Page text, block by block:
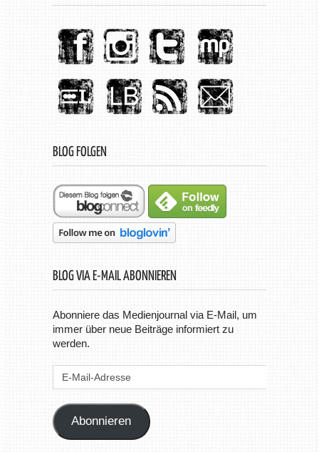
BLOG FOLGEN
BLOG VIA E-MAIL ABONNIEREN
Abonniere das Medienjournal via E-Mail, um
immer über neue Beiträge informiert zu
werden.
Abonnieren